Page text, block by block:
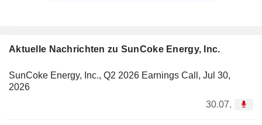
Aktuelle Nachrichten zu SunCoke Energy, Inc.
SunCoke Energy, Inc., Q2 2026 Earnings Call, Jul 30,
2026
30.07.